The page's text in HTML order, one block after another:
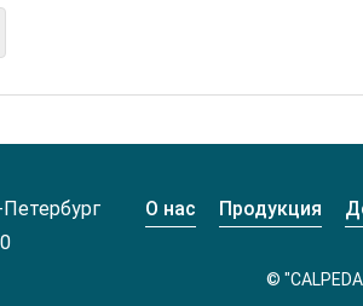
О нас Продукция
©